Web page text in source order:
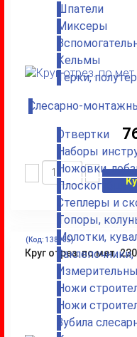
Шпатели
Миксеры
Кельмы
Терки,
Слесарно-
Отвертки
Наборы
Ножовки,
Степлеры и
Топоры,
Молотки,
Ножи
Ножи
Зубила
Круг отрез. по мет.
(Код: 138185)